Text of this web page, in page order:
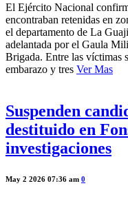
El Ejército Nacional
encontraban retenidas en
el departamento de La
adelantada por el Gaula
Brigada. Entre las víctimas
embarazo y tres Ver Mas
Suspenden
destituido en
investigaciones
May 2 2026 07:36 am 0